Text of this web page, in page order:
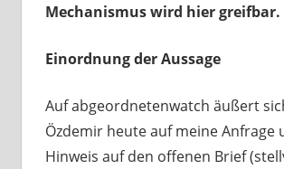
Mechanismus wird hier greifbar.
Einordnung der Aussage
Auf abgeordnetenwatch äußert
Özdemir heute auf meine Anfrage
Hinweis auf den offenen Brief